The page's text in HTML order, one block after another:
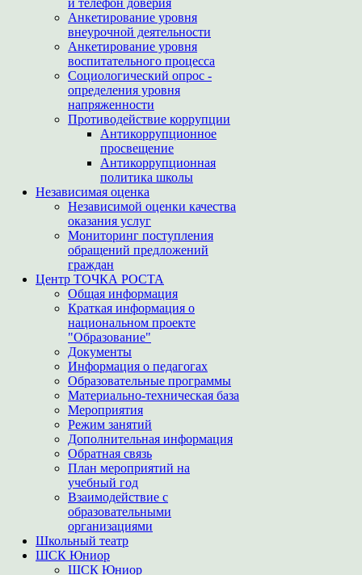
и телефон доверия
Анкетирование уровня
внеурочной деятельности
Анкетирование уровня
воспитательного процесса
Социологический опрос -
определения уровня
напряженности
Противодействие коррупции
Антикоррупционное
просвещение
Антикоррупционная
политика школы
Независимая оценка
Независимой оценки качества
оказания услуг
Мониторинг поступления
обращений предложений
граждан
Центр ТОЧКА РОСТА
Общая информация
Краткая информация о
национальном проекте
"Образование"
Документы
Информация о педагогах
Образовательные программы
Материально-техническая база
Мероприятия
Режим занятий
Дополнительная информация
Обратная связь
План мероприятий на
учебный год
Взаимодействие с
образовательными
организациями
Школьный театр
ШСК Юниор
ШСК Юниор